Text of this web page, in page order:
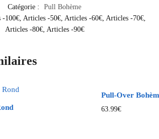
Catégorie :
Pull Bohème
-100€, Articles -50€, Articles -60€, Articles -70€,
Articles -80€, Articles -90€
Pull-Over
63.99€